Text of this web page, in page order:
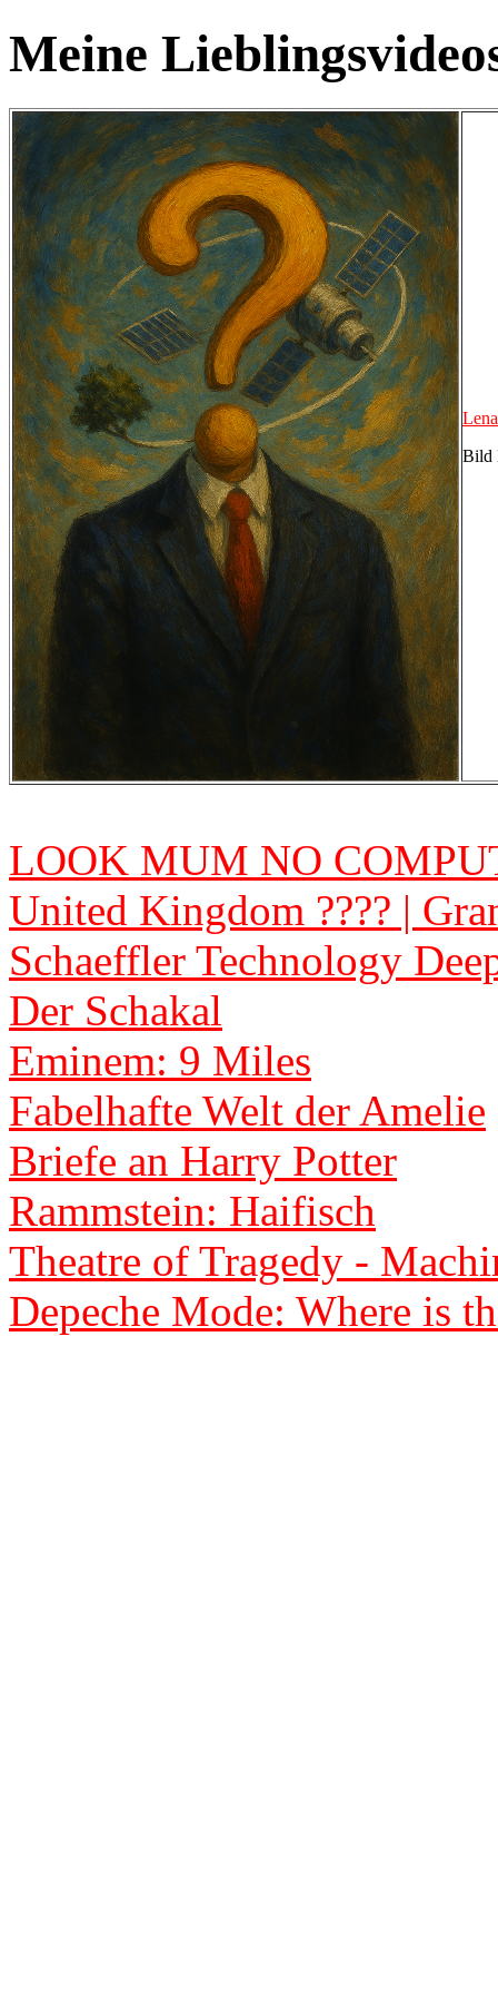
Meine
Bild
LOOK MUM NO
United Kingdom ???? |
Schaeffler Technology
Der Schakal
Eminem: 9 Miles
Fabelhafte Welt der Amelie
Briefe an Harry Potter
Rammstein: Haifisch
Theatre of Tragedy -
Depeche Mode: Where is